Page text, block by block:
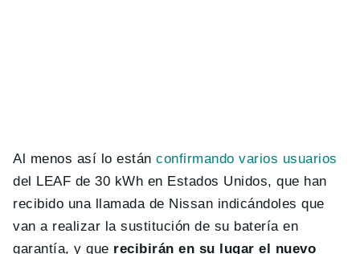
Al menos así lo estánconfirmando varios usuarios
del LEAF de 30 kWh en Estados Unidos, que han
recibido una llamada de Nissan indicándoles que
van a realizar la sustitución de su batería en
garantía, y que recibirán en su lugar el nuevo